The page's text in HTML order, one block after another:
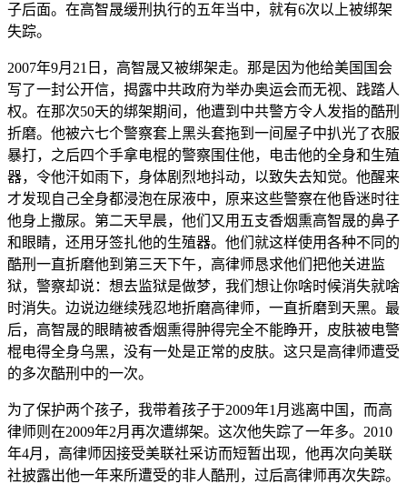
子后面。在高智晟缓刑执行的五年当中，就有6次以上被绑架
失踪。
2007年9月21日，高智晟又被绑架走。那是因为他给美国国会
写了一封公开信，揭露中共政府为举办奥运会而无视、践踏人
权。在那次50天的绑架期间，他遭到中共警方令人发指的酷刑
折磨。他被六七个警察套上黑头套拖到一间屋子中扒光了衣服
暴打，之后四个手拿电棍的警察围住他，电击他的全身和生殖
器，令他汗如雨下，身体剧烈地抖动，以致失去知觉。他醒来
才发现自己全身都浸泡在尿液中，原来这些警察在他昏迷时往
他身上撒尿。第二天早晨，他们又用五支香烟熏高智晟的鼻子
和眼睛，还用牙签扎他的生殖器。他们就这样使用各种不同的
酷刑一直折磨他到第三天下午，高律师恳求他们把他关进监
狱，警察却说：想去监狱是做梦，我们想让你啥时候消失就啥
时消失。边说边继续残忍地折磨高律师，一直折磨到天黑。最
后，高智晟的眼睛被香烟熏得肿得完全不能睁开，皮肤被电警
棍电得全身乌黑，没有一处是正常的皮肤。这只是高律师遭受
的多次酷刑中的一次。
为了保护两个孩子，我带着孩子于2009年1月逃离中国，而高
律师则在2009年2月再次遭绑架。这次他失踪了一年多。2010
年4月，高律师因接受美联社采访而短暂出现，他再次向美联
社披露出他一年来所遭受的非人酷刑，过后高律师再次失踪。